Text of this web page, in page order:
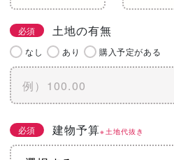
必須 土地の有無
なし あり 購入予定がある
必須 建物予算※土地代抜き